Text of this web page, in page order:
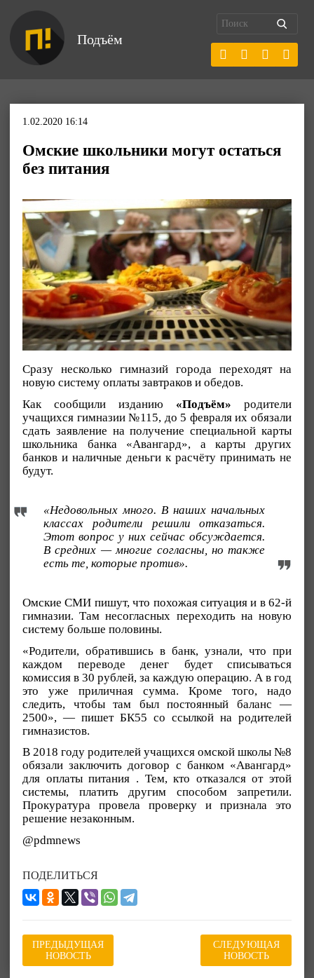
Подъём
1.02.2020 16:14
Омские школьники могут остаться
без питания
Сразу несколько гимназий города переходят на
новую систему оплаты завтраков и обедов.
Как сообщили изданию «Подъём» родители
учащихся гимназии №115, до 5 февраля их обязали
сдать заявление на получение специальной карты
школьника банка «Авангард», а карты других
банков и наличные деньги к расчёту принимать не
будут.
«Недовольных много. В наших начальных
классах родители решили отказаться.
Этот вопрос у них сейчас обсуждается.
В средних — многие согласны, но также
есть те, которые против».
Омские СМИ пишут, что похожая ситуация и в 62-й
гимназии. Там несогласных переходить на новую
систему больше половины.
«Родители, обратившись в банк, узнали, что при
каждом переводе денег будет списываться
комиссия в 30 рублей, за каждую операцию. А в год
это уже приличная сумма. Кроме того, надо
следить, чтобы там был постоянный баланс —
2500», — пишет БК55 со ссылкой на родителей
гимназистов.
В 2018 году родителей учащихся омской школы №8
обязали заключить договор с банком «Авангард»
для оплаты питания . Тем, кто отказался от этой
системы, платить другим способом запретили.
Прокуратура провела проверку и признала это
решение незаконным.
@pdmnews
ПОДЕЛИТЬСЯ
ПРЕДЫДУЩАЯ
НОВОСТЬ
СЛЕДУЮЩАЯ
НОВОСТЬ